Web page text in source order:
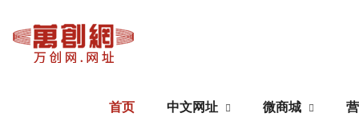
首页 中文网址 微商城